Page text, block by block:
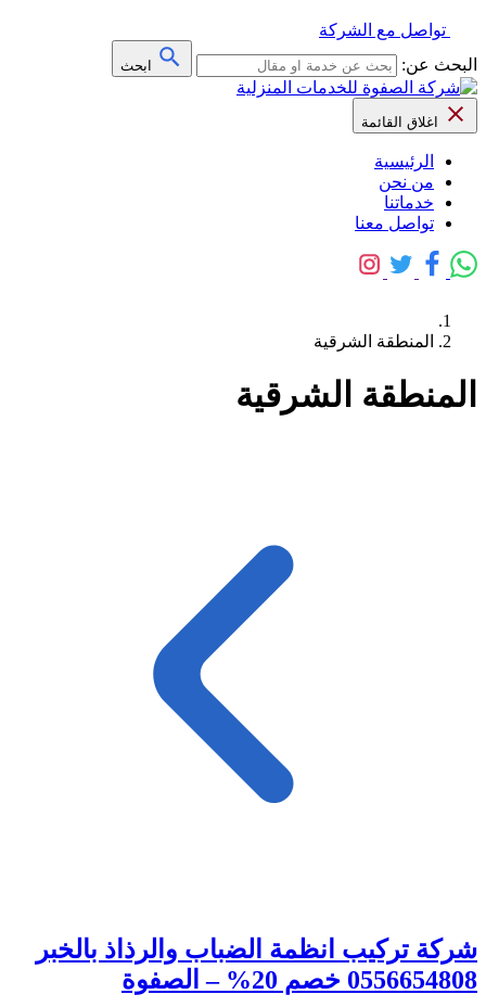
تواصل مع الشركة
البحث عن:
ابحث
اغلاق القائمة
الرئيسية
من نحن
خدماتنا
تواصل معنا
المنطقة الشرقية
المنطقة الشرقية
شركة تركيب انظمة الضباب والرذاذ بالخبر
0556654808 خصم 20% – الصفوة